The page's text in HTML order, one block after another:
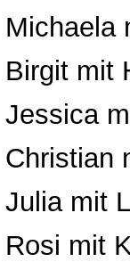
Michaela
Birgit mit
Jessica
Christian
Julia mit
Rosi mit